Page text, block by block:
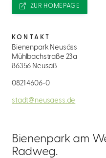
Bienenpark am
Radweg.
ZUR HOMEPAGE
KONTAKT
Bienenpark Neusäss
Mühlbachstraße 23a
86356 Neusäß
0821 4606-0
stadt@neusaess.de